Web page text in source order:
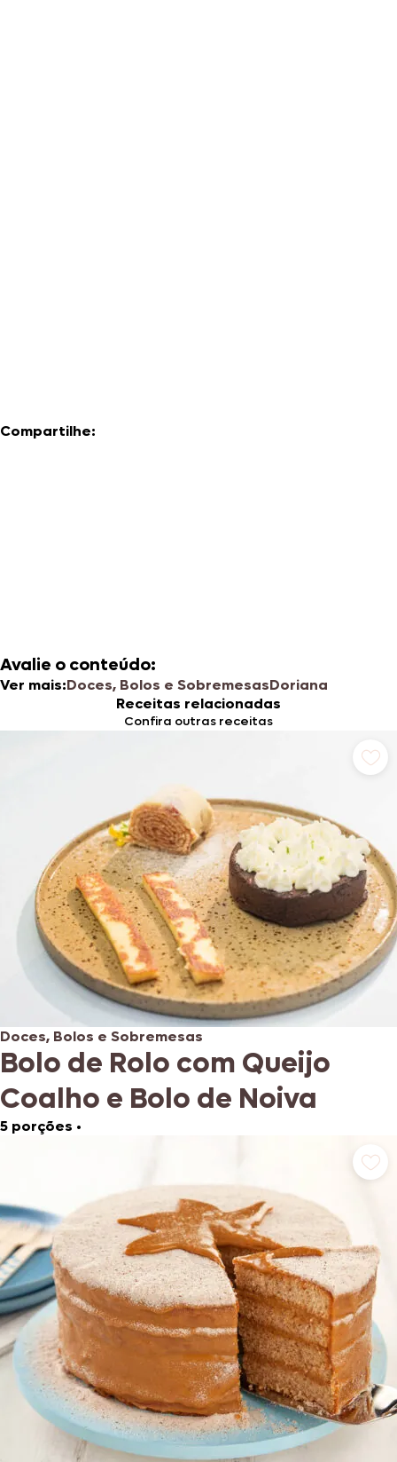
Compartilhe:
Avalie o conteúdo:
Ver mais:Doces, Bolos e SobremesasDoriana
Receitas relacionadas
Confira outras receitas
Doces, Bolos e Sobremesas
Bolo de Rolo com Queijo
Coalho e Bolo de Noiva
5 porções •